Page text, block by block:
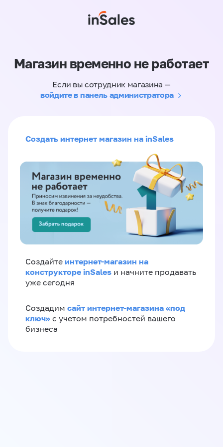
Магазин временно не работает
Если вы сотрудник магазина —
войдите в панель администратора
Создать интернет магазин на inSales
Создайте интернет-магазин на
конструкторе inSales и начните продавать
уже сегодня
Создадим сайт интернет-магазина «под
ключ» с учетом потребностей вашего
бизнеса